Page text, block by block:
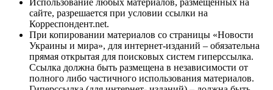
сайте, разрешается при условии ссылки на
Корреспондент.net.
При копировании материалов со страницы «Новости
Украины и мира», для интернет-изданий – обязательна
прямая открытая для поисковых систем гиперссылка.
Ссылка должна быть размещена в независимости от
полного либо частичного использования материалов.